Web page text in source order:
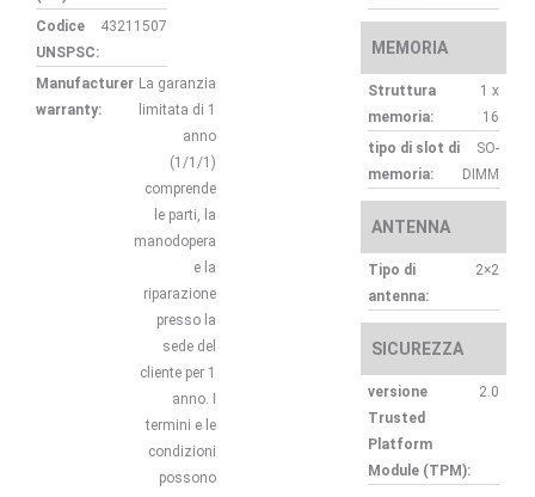
Codice
UNSPSC:
43211507
Manufacturer
warranty:
La garanzia
limitata di 1
anno
(1/1/1)
comprende
le parti, la
manodopera
e la
riparazione
presso la
sede del
cliente per 1
anno. I
termini e le
condizioni
possono
MEMORIA
Struttura
memoria:
1 x
16
tipo di slot di
memoria:
SO-
DIMM
ANTENNA
Tipo di
antenna:
2×2
SICUREZZA
versione
Trusted
Platform
Module (TPM):
2.0